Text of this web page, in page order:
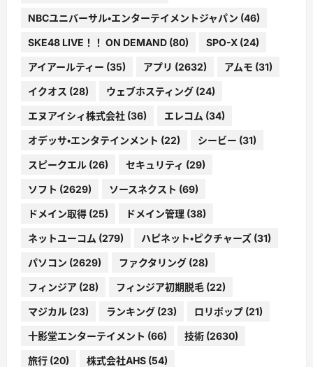
NBCユニバーサル・エンターテイメントジャパン (46)
SKE48 LIVE！！ ON DEMAND (80) SPO-X (24)
アイアールティー (35) アプリ (2632) アムモ (31)
イクオス (28) ウェブホスティング (24)
エヌアイシィ株式会社 (36) エレコム (34)
オデッサ・エンタテインメント (22) シービー (31)
スピークエル (26) セキュリティ (29)
ソフト (2629) ソースネクスト (69)
ドメイン取得 (25) ドメイン管理 (38)
ネットユーコム (279) ハピネット・ピクチャーズ (31)
パソコン (2629) ファクタリング (28)
フィンジア (28) フィンジア初期脱毛 (22)
マジカル (23) ランキング (23) ロリポップ (21)
十影堂エンターテイメント (66) 技術 (2630)
旅行 (20) 株式会社AHS (54)